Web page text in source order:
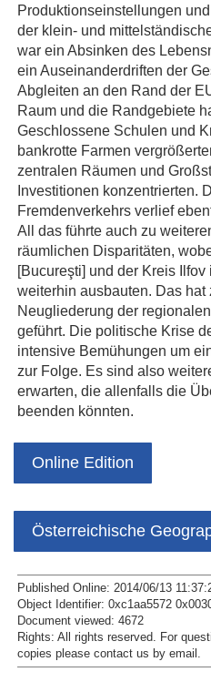
Produktionseinstellungen
der klein- und
war ein Absinken des
ein Auseinanderdriften der
Abgleiten an den Rand der
Raum und die Randgebiete
Geschlossene Schulen und
bankrotte Farmen
zentralen Räumen und
Investitionen konzentrierten.
Fremdenverkehrs verlief
All das führte auch zu
räumlichen Disparitäten,
[Bucureşti] und der Kreis
weiterhin ausbauten. Das
Neugliederung der
geführt. Die politische Krise
intensive Bemühungen um
zur Folge. Es sind also
erwarten, die allenfalls die
beenden könnten.
Online Edition
Österreichische
Published Online: 2014/06/13
Object Identifier: 0xc1aa5572
Document viewed: 4672
Rights: All rights reserved.
For
copies please contact us by email